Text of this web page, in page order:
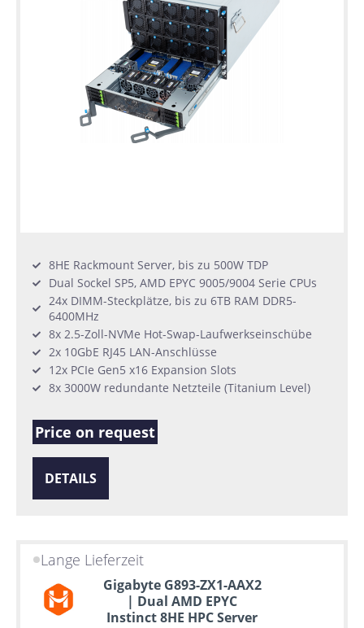
8HE Rackmount Server, bis zu 500W TDP
Dual Sockel SP5, AMD EPYC 9005/9004 Serie CPUs
24x DIMM-Steckplätze, bis zu 6TB RAM DDR5-
6400MHz
8x 2.5-Zoll-NVMe Hot-Swap-Laufwerkseinschübe
2x 10GbE RJ45 LAN-Anschlüsse
12x PCIe Gen5 x16 Expansion Slots
8x 3000W redundante Netzteile (Titanium Level)
Price on request
DETAILS
Lange Lieferzeit
Gigabyte G893-ZX1-AAX2
| Dual AMD EPYC
Instinct 8HE HPC Server